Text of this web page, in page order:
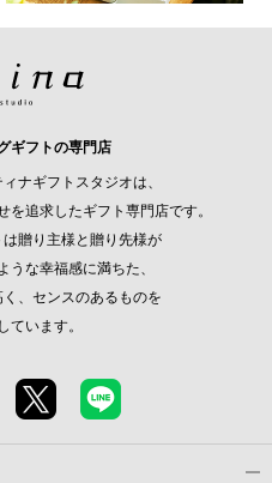
ギフトの専門店
ナギフトスタジオは、
追求したギフト専門店です。
贈り主様と贈り先様が
うな幸福感に満ちた、
、センスのあるものを
ています。